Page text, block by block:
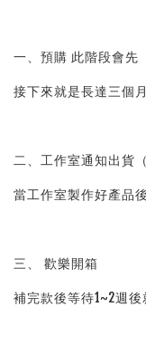
一、預購 此階段會先
接下來就是長達三個
二、工作室通知出貨
當工作室製作好產品
三、 歡樂開箱
補完款後等待1~2週